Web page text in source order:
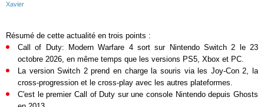
Xavier
Résumé de cette actualité en trois points :
Call of Duty: Modern Warfare 4 sort sur Nintendo Switch 2 le 23
octobre 2026, en même temps que les versions PS5, Xbox et PC.
La version Switch 2 prend en charge la souris via les Joy-Con 2, la
cross-progression et le cross-play avec les autres plateformes.
C'est le premier Call of Duty sur une console Nintendo depuis Ghosts